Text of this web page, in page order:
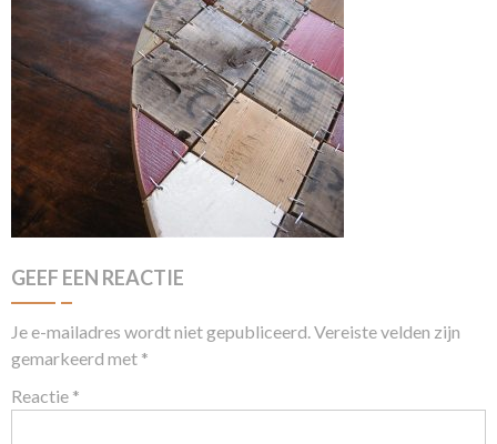
GEEF EEN REACTIE
Je e-mailadres wordt niet gepubliceerd.Vereiste velden zijn
gemarkeerd met *
Reactie *